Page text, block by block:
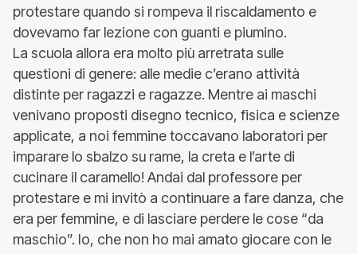
protestare quando si rompeva il riscaldamento e
dovevamo far lezione con guanti e piumino.
La scuola allora era molto più arretrata sulle
questioni di genere: alle medie c’erano attività
distinte per ragazzi e ragazze. Mentre ai maschi
venivano proposti disegno tecnico, fisica e scienze
applicate, a noi femmine toccavano laboratori per
imparare lo sbalzo su rame, la creta e l’arte di
cucinare il caramello! Andai dal professore per
protestare e mi invitò a continuare a fare danza, che
era per femmine, e di lasciare perdere le cose “da
maschio”. Io, che non ho mai amato giocare con le